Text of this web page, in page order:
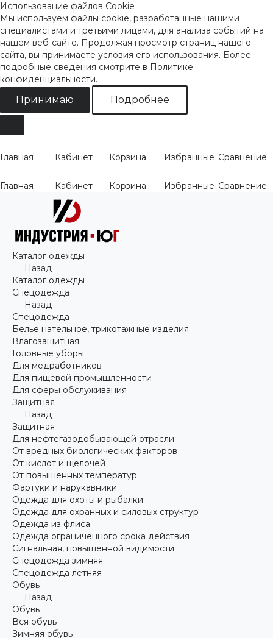
Использование файлов Cookie
Мы используем файлы cookie, разработанные нашими
специалистами и третьими лицами, для анализа событий на
нашем веб-сайте. Продолжая просмотр страниц нашего
сайта, вы принимаете условия его использования. Более
подробные сведения смотрите в Политике
конфиденциальности.
Принимаю Подробнее
Главная Кабинет Корзина Избранные Сравнение
Главная Кабинет Корзина Избранные Сравнение
Каталог одежды
Назад
Каталог одежды
Спецодежда
Назад
Спецодежда
Белье нательное, трикотажные изделия
Влагозащитная
Головные уборы
Для медработников
Для пищевой промышленности
Для сферы обслуживания
Защитная
Назад
Защитная
Для нефтегазодобывающей отрасли
От вредных биологических факторов
От кислот и щелочей
От повышенных температур
Фартуки и нарукавники
Одежда для охоты и рыбалки
Одежда для охранных и силовых структур
Одежда из флиса
Одежда ограниченного срока действия
Сигнальная, повышенной видимости
Спецодежда зимняя
Спецодежда летняя
Обувь
Назад
Обувь
Вся обувь
Зимняя обувь